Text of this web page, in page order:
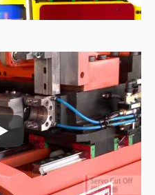
Rørfødningsmaskine